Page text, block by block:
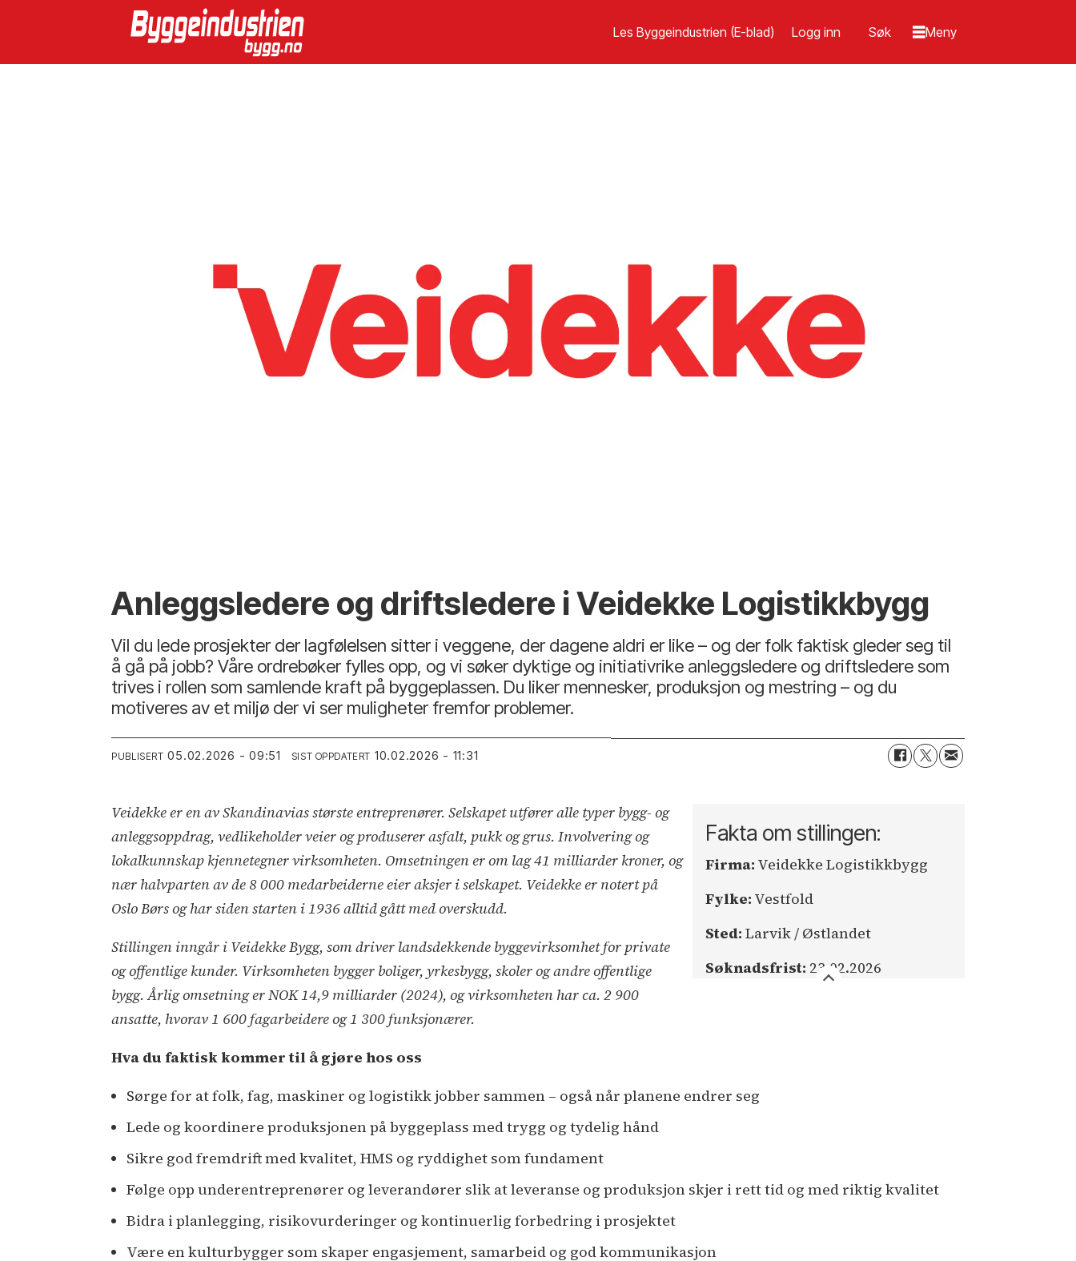
Les Byggeindustrien (E-blad) Logg inn
Anleggsledere og driftsledere i Veidekke Logistikkbygg
Vil du lede prosjekter der lagfølelsen sitter i veggene, der dagene aldri er like – og der folk faktisk gleder seg til
å gå på jobb? Våre ordrebøker fylles opp, og vi søker dyktige og initiativrike anleggsledere og driftsledere som
trives i rollen som samlende kraft på byggeplassen. Du liker mennesker, produksjon og mestring – og du
motiveres av et miljø der vi ser muligheter fremfor problemer.
PUBLISERT 05.02.2026 - 09:51 SIST OPPDATERT 10.02.2026 - 11:31
Fakta om stillingen:
Firma: Veidekke Logistikkbygg
Fylke: Vestfold
Sted: Larvik / Østlandet
Søknadsfrist: 23.02.2026
Veidekke er en av Skandinavias største entreprenører. Selskapet utfører alle typer bygg- og
anleggsoppdrag, vedlikeholder veier og produserer asfalt, pukk og grus. Involvering og
lokalkunnskap kjennetegner virksomheten. Omsetningen er om lag 41 milliarder kroner, og
nær halvparten av de 8 000 medarbeiderne eier aksjer i selskapet. Veidekke er notert på
Oslo Børs og har siden starten i 1936 alltid gått med overskudd.
Stillingen inngår i Veidekke Bygg, som driver landsdekkende byggevirksomhet for private
og offentlige kunder. Virksomheten bygger boliger, yrkesbygg, skoler og andre offentlige
bygg. Årlig omsetning er NOK 14,9 milliarder (2024), og virksomheten har ca. 2 900
ansatte, hvorav 1 600 fagarbeidere og 1 300 funksjonærer.
Hva du faktisk kommer til å gjøre hos oss
Sørge for at folk, fag, maskiner og logistikk jobber sammen – også når planene endrer seg
Lede og koordinere produksjonen på byggeplass med trygg og tydelig hånd
Sikre god fremdrift med kvalitet, HMS og ryddighet som fundament
Følge opp underentreprenører og leverandører slik at leveranse og produksjon skjer i rett tid og med riktig kvalitet
Bidra i planlegging, risikovurderinger og kontinuerlig forbedring i prosjektet
Være en kulturbygger som skaper engasjement, samarbeid og god kommunikasjon